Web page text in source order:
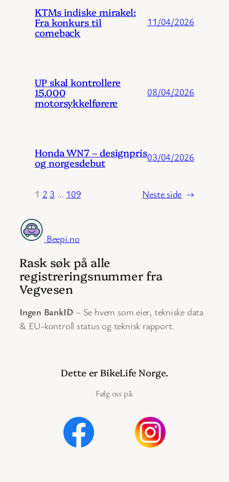
KTMs indiske mirakel:
Fra konkurs til
comeback
11/04/2026
UP skal kontrollere
15.000
motorsykkelførere
08/04/2026
Honda WN7 – designpris
og norgesdebut 03/04/2026
1 2 3 … 109 Neste side →
Beepi.no
Rask søk på alle
registreringsnummer fra
Vegvesen
Ingen BankID – Se hvem som eier, tekniske data
& EU-kontroll status og teknisk rapport.
Dette er BikeLife Norge.
Følg oss på: